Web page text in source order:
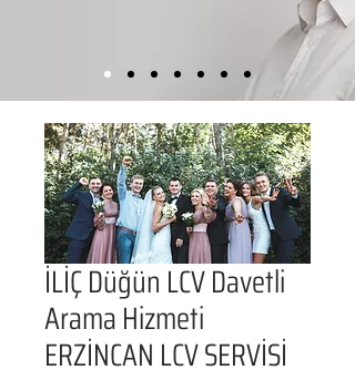
İLİÇ Düğün LCV Davetli
Arama Hizmeti
ERZİNCAN LCV SERVİSİ